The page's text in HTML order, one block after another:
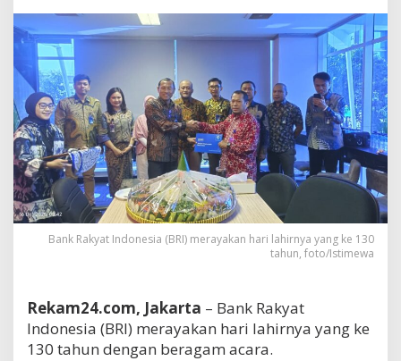
Bank Rakyat Indonesia (BRI) merayakan hari lahirnya yang ke 130
tahun, foto/Istimewa
Rekam24.com, Jakarta – Bank Rakyat
Indonesia (BRI) merayakan hari lahirnya yang ke
130 tahun dengan beragam acara.